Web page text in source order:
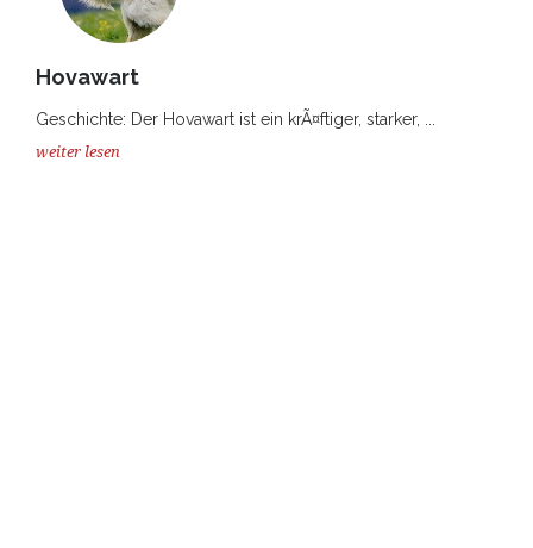
Hovawart
Geschichte: Der Hovawart ist ein krÃ¤ftiger, starker, ...
weiter lesen